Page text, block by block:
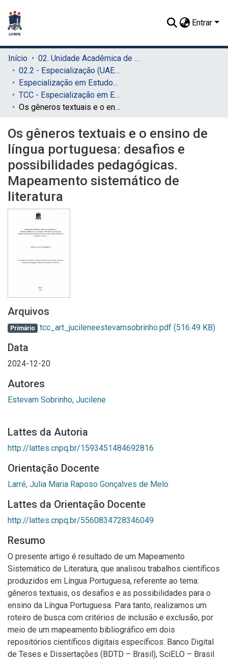
Entrar
Início
02. Unidade Acadêmica de Educação a Distância e Tecnologia (UAEADTec)
02.2 - Especialização (UAEADTec)
Especialização em Estudos da Linguagem e Formação Docente (UAEADTec)
TCC - Especialização em Estudos da Linguagem e Formação Docente (UAEADTec)
Os gêneros textuais e o ensino de língua portuguesa: desafios e possibilidades pedagógicas. Mapeamento sistemático de literatura
Os gêneros textuais e o ensino de
língua portuguesa: desafios e
possibilidades pedagógicas.
Mapeamento sistemático de
literatura
Arquivos
Primário tcc_art_jucileneestevamsobrinho.pdf (516.49 KB)
Data
2024-12-20
Autores
Estevam Sobrinho, Jucilene
Lattes da Autoria
http://lattes.cnpq.br/1593451484692816
Orientação Docente
Larré, Julia Maria Raposo Gonçalves de Melo
Lattes da Orientação Docente
http://lattes.cnpq.br/5560834728346049
Resumo
O presente artigo é resultado de um Mapeamento
Sistemático de Literatura, que analisou trabalhos científicos
produzidos em Língua Portuguesa, referente ao tema:
gêneros textuais, os desafios e as possibilidades para o
ensino da Língua Portuguesa. Para tanto, realizamos um
roteiro de busca com critérios de inclusão e exclusão, por
meio de um mapeamento bibliográfico em dois
repositórios científicos digitais específicos: Banco Digital
de Teses e Dissertações (BDTD – Brasil), SciELO – Brasil